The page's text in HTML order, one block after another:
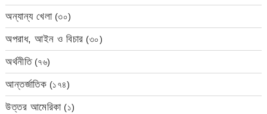
অন্যান্য খেলা(৩০)
অপরাধ, আইন ও বিচার (৩০)
অর্থনীতি(৭৬)
আন্তর্জাতিক (১৭৪)
উত্তর আমেরিকা(১)